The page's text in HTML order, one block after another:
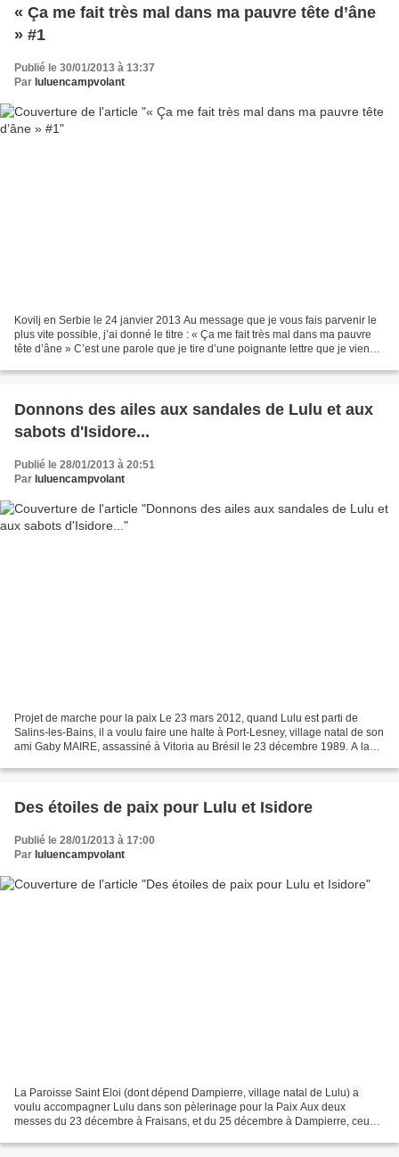
« Ça me fait très mal dans ma pauvre tête d’âne
» #1
Publié le 30/01/2013 à 13:37
Par luluencampvolant
Kovilj en Serbie le 24 janvier 2013 Au message que je vous fais parvenir le
plus vite possible, j’ai donné le titre : « Ça me fait très mal dans ma pauvre
tête d’âne » C’est une parole que je tire d’une poignante lettre que je viens
Donnons des ailes aux sandales de Lulu et aux
sabots d'Isidore...
Publié le 28/01/2013 à 20:51
Par luluencampvolant
Projet de marche pour la paix Le 23 mars 2012, quand Lulu est parti de
Salins-les-Bains, il a voulu faire une halte à Port-Lesney, village natal de son
ami Gaby MAIRE, assassiné à Vitoria au Brésil le 23 décembre 1989. A la
Des étoiles de paix pour Lulu et Isidore
Publié le 28/01/2013 à 17:00
Par luluencampvolant
La Paroisse Saint Eloi (dont dépend Dampierre, village natal de Lulu) a
voulu accompagner Lulu dans son pèlerinage pour la Paix Aux deux
messes du 23 décembre à Fraisans, et du 25 décembre à Dampierre, ceux